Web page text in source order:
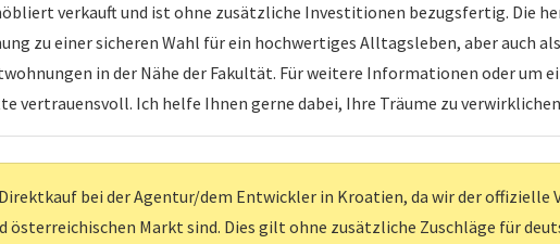
verkauft und ist ohne zusätzliche Investitionen bezugsfertig. Die
zu einer sicheren Wahl für ein hochwertiges Alltagsleben, aber auch
in der Nähe der Fakultät. Für weitere Informationen oder um
Ich helfe Ihnen gerne dabei, Ihre Träume zu
bei der Agentur/dem Entwickler in Kroatien, da wir der offizielle
Markt sind. Dies gilt ohne zusätzliche Zuschläge für